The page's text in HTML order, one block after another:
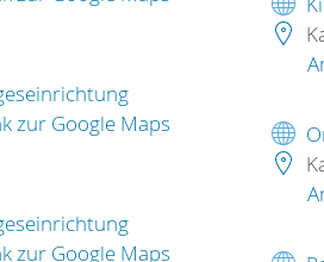
zur Google Maps
zur Google Maps